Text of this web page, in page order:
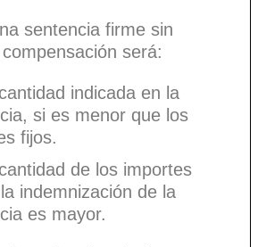
sentencia firme sin
será:
indicada en la
si es menor que los
fijos.
de los importes
indemnización de la
es mayor.